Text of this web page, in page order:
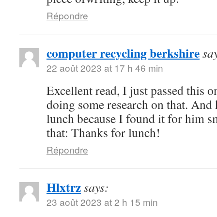
Répondre
computer recycling berkshire
22 août 2023 at 17 h 46 min
Excellent read, I just passed this
doing some research on that.
lunch because I found it for him
that: Thanks for lunch!
Répondre
Hlxtrzsays:
23 août 2023 at 2 h 15 min